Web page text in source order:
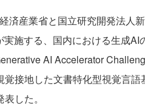
済産業省と国立研究開発法人
施する、国内における生成AI
AI Accelerator
覚接地した文書特化型視覚言
した。